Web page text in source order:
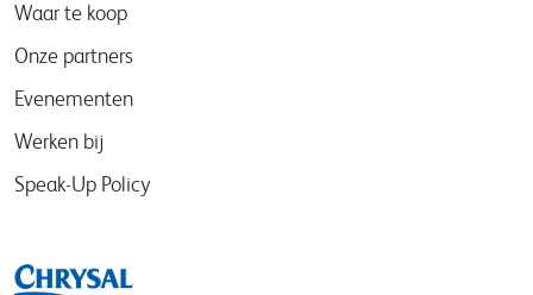
Waar te koop
Onze partners
Evenementen
Werken bij
Speak-Up Policy